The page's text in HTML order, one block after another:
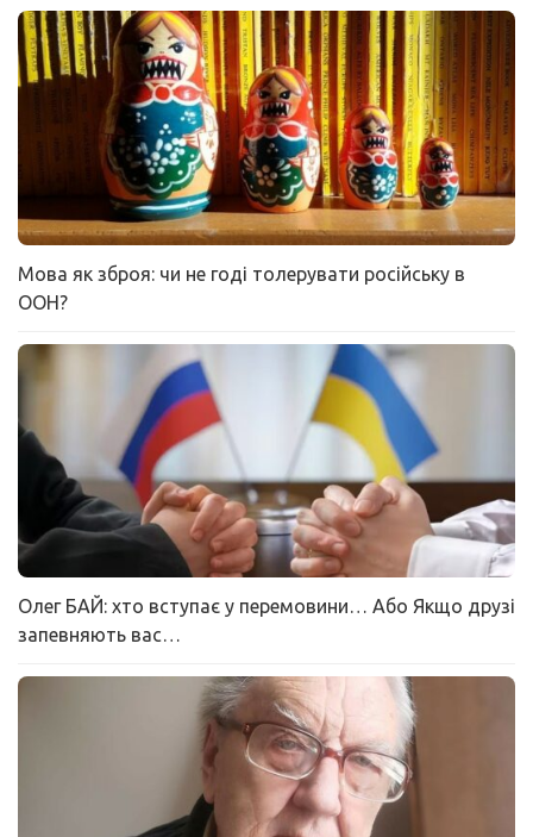
Мова як зброя: чи не годі толерувати російську в
ООН?
Олег БАЙ: хто вступає у перемовини… Або Якщо друзі
запевняють вас…